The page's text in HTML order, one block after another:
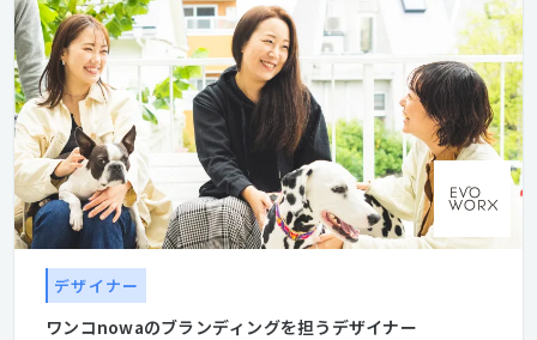
デザイナー
ワンコnowaのブランディングを担うデザイナー